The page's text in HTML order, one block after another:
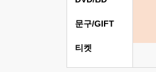
문구/GIFT
티켓